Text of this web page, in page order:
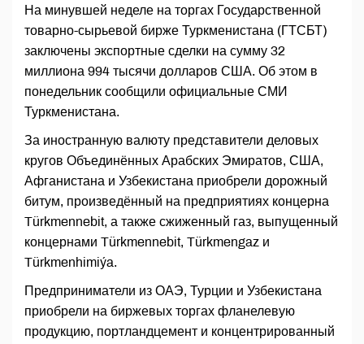
На минувшей неделе на торгах Государственной
товарно-сырьевой бирже Туркменистана (ГТСБТ)
заключены экспортные сделки на сумму 32
миллиона 994 тысячи долларов США. Об этом в
понедельник сообщили официальные СМИ
Туркменистана.
За иностранную валюту представители деловых
кругов Объединённых Арабских Эмиратов, США,
Афганистана и Узбекистана приобрели дорожный
битум, произведённый на предприятиях концерна
Türkmennebit, а также сжиженный газ, выпущенный
концернами Türkmennebit, Türkmengaz и
Türkmenhimiýa.
Предприниматели из ОАЭ, Турции и Узбекистана
приобрели на биржевых торгах фланелевую
продукцию, портландцемент и концентрированный